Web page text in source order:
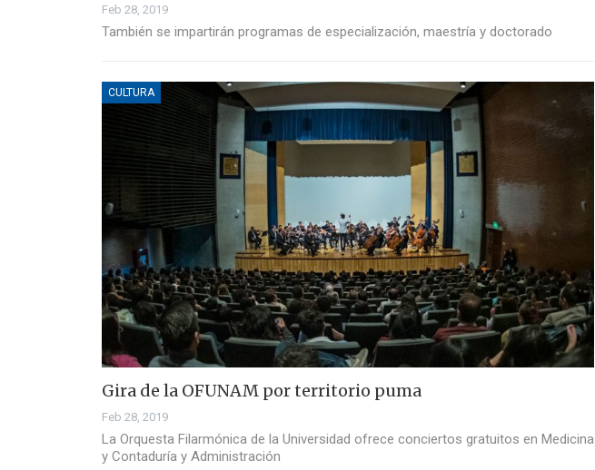
Feb 28, 2019
También se impartirán programas de especialización, maestría y doctorado
CULTURA
Gira de la OFUNAM por territorio puma
Feb 28, 2019
La Orquesta Filarmónica de la Universidad ofrece conciertos gratuitos en Medicina
y Contaduría y Administración